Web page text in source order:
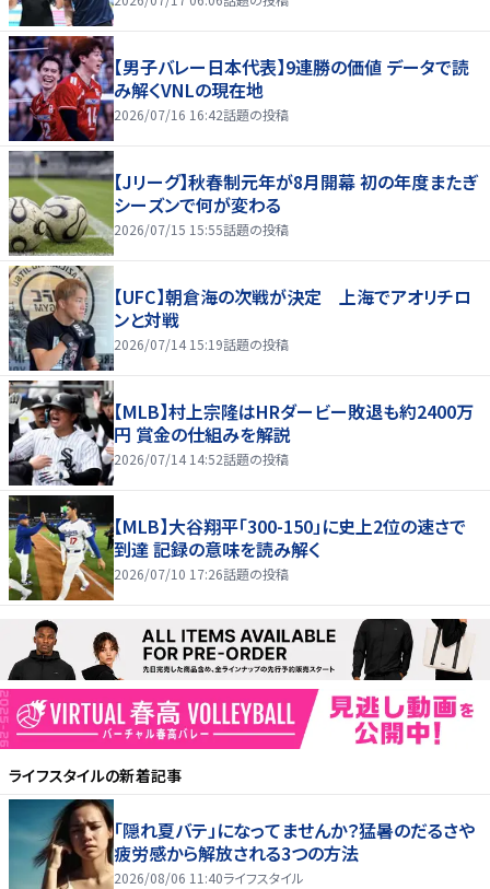
【男子バレー日本代表】9連勝の価値 データで読
み解くVNLの現在地
2026/07/16 16:42話題の投稿
【Jリーグ】秋春制元年が8月開幕 初の年度またぎ
シーズンで何が変わる
2026/07/15 15:55話題の投稿
【UFC】朝倉海の次戦が決定 上海でアオリチロ
ンと対戦
2026/07/14 15:19話題の投稿
【MLB】村上宗隆はHRダービー敗退も約2400万
円 賞金の仕組みを解説
2026/07/14 14:52話題の投稿
【MLB】大谷翔平「300-150」に史上2位の速さで
到達 記録の意味を読み解く
2026/07/10 17:26話題の投稿
ライフスタイルの新着記事
「隠れ夏バテ」になってませんか？猛暑のだるさや
疲労感から解放される3つの方法
2026/08/06 11:40ライフスタイル